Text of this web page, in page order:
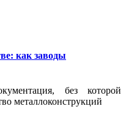
как заводы
без которой
металлоконструкций